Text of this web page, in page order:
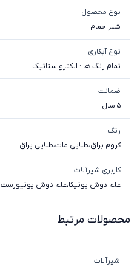
نوع محصول
شیر حمام
نوع آبکاری
تمام رنگ ها : الکترواستاتیک
ضمانت
5 سال
رنگ
کروم براق،طلایی مات،طلایی براق
کاربری شیرآلات
علم دوش یونیکا،علم دوش یونیورست
محصولات مرتبط
شیرآلات